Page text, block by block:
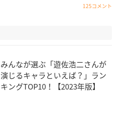
125コメント
みんなが選ぶ「遊佐浩二さんが
演じるキャラといえば？」ラン
キングTOP10！【2023年版】